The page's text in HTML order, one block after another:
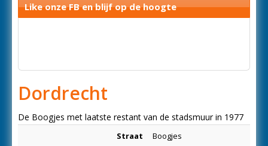
Like onze FB en blijf op de hoogte
Dordrecht
De Boogjes met laatste restant van de stadsmuur in 1977
Straat Boogjes